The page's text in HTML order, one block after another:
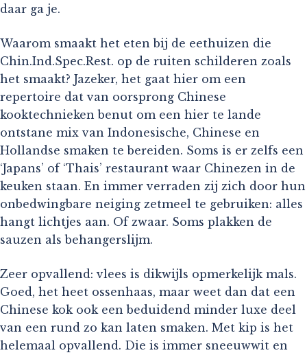
daar ga je.
Waarom smaakt het eten bij de eethuizen die
Chin.Ind.Spec.Rest. op de ruiten schilderen zoals
het smaakt? Jazeker, het gaat hier om een
repertoire dat van oorsprong Chinese
kooktechnieken benut om een hier te lande
ontstane mix van Indonesische, Chinese en
Hollandse smaken te bereiden. Soms is er zelfs een
‘Japans’ of ‘Thais’ restaurant waar Chinezen in de
keuken staan. En immer verraden zij zich door hun
onbedwingbare neiging zetmeel te gebruiken: alles
hangt lichtjes aan. Of zwaar. Soms plakken de
sauzen als behangerslijm.
Zeer opvallend: vlees is dikwijls opmerkelijk mals.
Goed, het heet ossenhaas, maar weet dan dat een
Chinese kok ook een beduidend minder luxe deel
van een rund zo kan laten smaken. Met kip is het
helemaal opvallend. Die is immer sneeuwwit en